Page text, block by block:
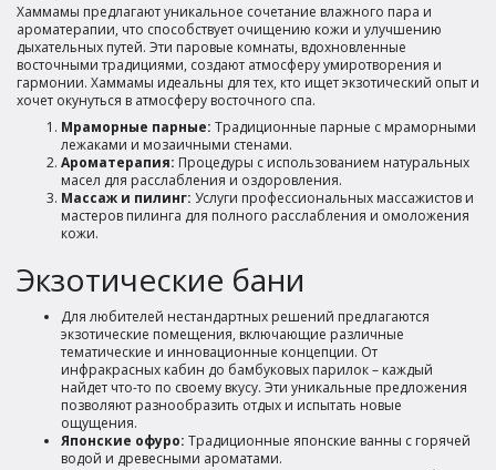
Полезный отзыв? Да(0) Нет(0)
Хаммамы предлагают уникальное сочетание влажного пара и
ароматерапии, что способствует очищению кожи и улучшению
дыхательных путей. Эти паровые комнаты, вдохновленные
восточными традициями, создают атмосферу умиротворения и
гармонии. Хаммамы идеальны для тех, кто ищет экзотический опыт и
хочет окунуться в атмосферу восточного спа.
Мраморные парные: Традиционные парные с мраморными
лежаками и мозаичными стенами.
Ароматерапия: Процедуры с использованием натуральных
масел для расслабления и оздоровления.
Массаж и пилинг: Услуги профессиональных массажистов и
мастеров пилинга для полного расслабления и омоложения
кожи.
Экзотические бани
Для любителей нестандартных решений предлагаются
экзотические помещения, включающие различные
тематические и инновационные концепции. От
инфракрасных кабин до бамбуковых парилок – каждый
найдет что-то по своему вкусу. Эти уникальные предложения
позволяют разнообразить отдых и испытать новые
ощущения.
Японские офуро: Традиционные японские ванны с горячей
водой и древесными ароматами.